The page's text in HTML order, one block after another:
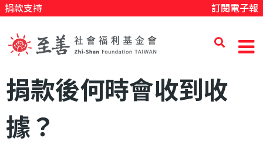
主
容
捐款支持 訂閱電子報
至
善
捐款後何時會收到收
據？